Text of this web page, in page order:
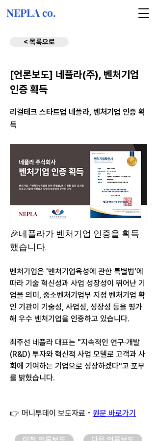
NEPLA co.
< 목록으로
[언론보도] 네플라(주), 벤처기업
인증 획득
리걸테크 스타트업 네플라, 벤처기업 인증 획
득
🎉네플라가 벤처기업 인증을 획득
했습니다.
벤처기업은 '벤처기업육성에 관한 특별법'에
따라 기술 혁신성과 사업 성장성이 뛰어난 기
업을 의미, 중소벤처기업부 지정 벤처기업 확
인 기관이 기술성, 사업성, 성장성 등을 평가
해 우수 벤처기업을 인증하고 있습니다.
최주선 네플라 대표는 "지속적인 연구·개발
(R&D) 투자와 혁신적 사업 모델로 고객과 사
회에 기여하는 기업으로 성장하겠다"고 포부
를 밝혔습니다.
👉 머니투데이 보도자료 - 원문 바로가기